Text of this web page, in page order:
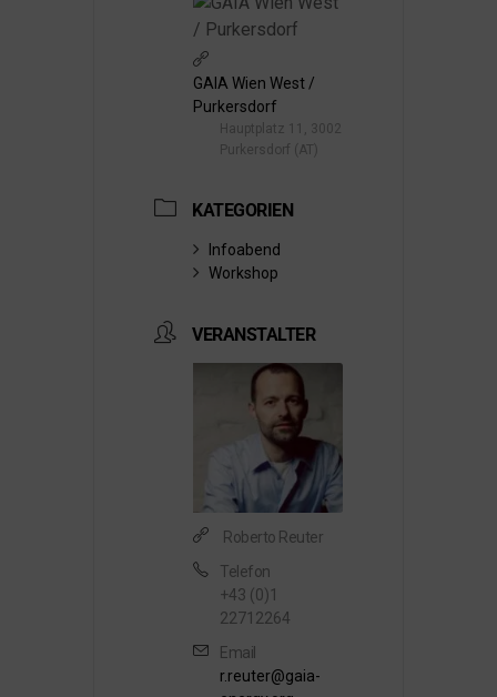
GAIA Wien West /
Purkersdorf
Hauptplatz 11, 3002
Purkersdorf (AT)
KATEGORIEN
Infoabend
Workshop
VERANSTALTER
Roberto Reuter
Telefon
+43 (0)1
22712264
Email
r.reuter@gaia-